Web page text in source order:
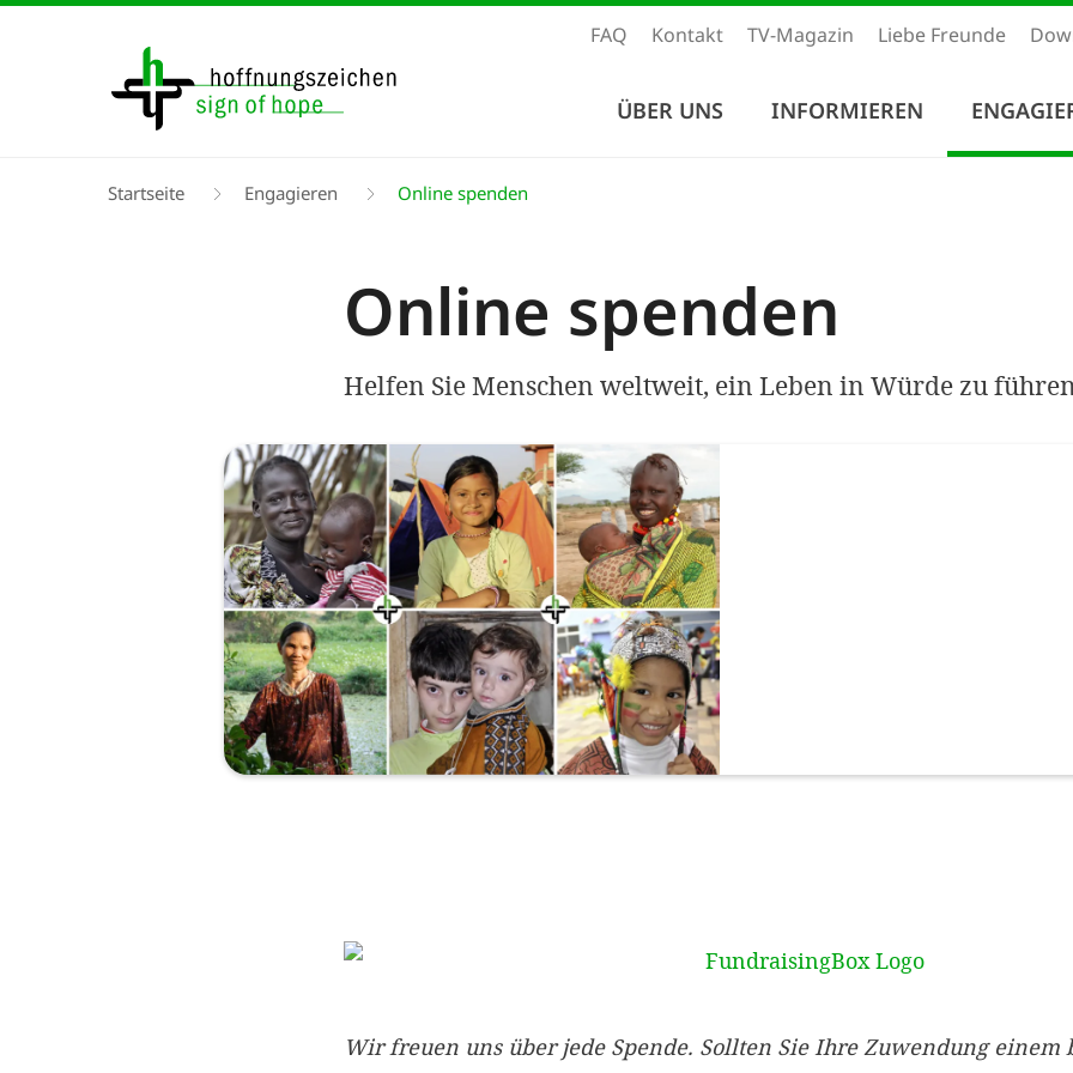
FAQ Kontakt TV-Magazin Liebe Freunde
ÜBER UNS INFORMIEREN
Pfadnavigation
Startseite Engagieren Online spenden
Online spenden
Helfen Sie Menschen weltweit, ein Leben in Würde zu
Wir freuen uns über jede Spende. Sollten Sie Ihre Zuwendung einem